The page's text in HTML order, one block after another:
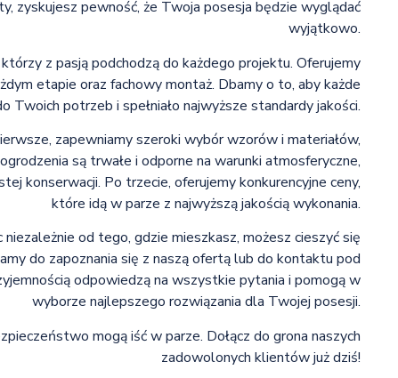
zyskujesz pewność, że Twoja posesja będzie wyglądać
wyjątkowo.
z pasją podchodzą do każdego projektu. Oferujemy
etapie oraz fachowy montaż. Dbamy o to, aby każde
Twoich potrzeb i spełniało najwyższe standardy jakości.
zapewniamy szeroki wybór wzorów i materiałów,
są trwałe i odporne na warunki atmosferyczne,
konserwacji. Po trzecie, oferujemy konkurencyjne ceny,
które idą w parze z najwyższą jakością wykonania.
od tego, gdzie mieszkasz, możesz cieszyć się
do zapoznania się z naszą ofertą lub do kontaktu pod
odpowiedzą na wszystkie pytania i pomogą w
wyborze najlepszego rozwiązania dla Twojej posesji.
mogą iść w parze. Dołącz do grona naszych
zadowolonych klientów już dziś!